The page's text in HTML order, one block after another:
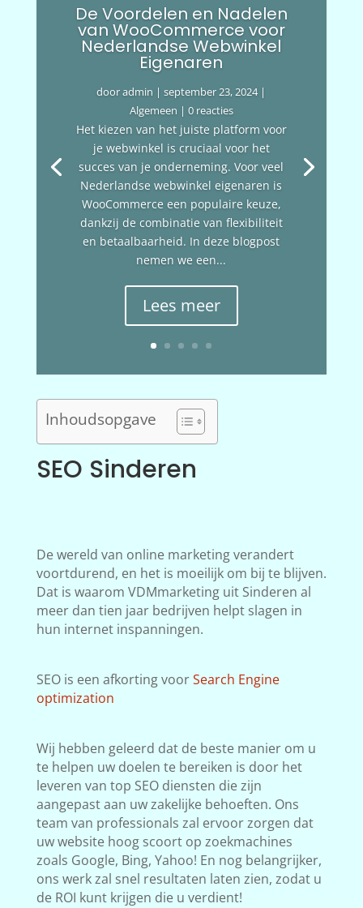
De Voordelen en Nadelen
van WooCommerce voor
Nederlandse Webwinkel
Eigenaren
dooradmin |september 23, 2024|
Algemeen | 0 reacties
Het kiezen van het juiste platform voor
je webwinkel is cruciaal voor het
succes van je onderneming. Voor veel
Nederlandse webwinkel eigenaren is
WooCommerce een populaire keuze,
dankzij de combinatie van flexibiliteit
en betaalbaarheid. In deze blogpost
nemen we een...
Lees meer
Inhoudsopgave
SEO Sinderen
De wereld van online marketing verandert
voortdurend, en het is moeilijk om bij te blijven.
Dat is waarom VDMmarketing uit Sinderen al
meer dan tien jaar bedrijven helpt slagen in
hun internet inspanningen.
SEO is een afkorting voorSearch Engine
optimization
Wij hebben geleerd dat de beste manier om u
te helpen uw doelen te bereiken is door het
leveren van top SEO diensten die zijn
aangepast aan uw zakelijke behoeften. Ons
team van professionals zal ervoor zorgen dat
uw website hoog scoort op zoekmachines
zoals Google, Bing, Yahoo! En nog belangrijker,
ons werk zal snel resultaten laten zien, zodat u
de ROI kunt krijgen die u verdient!